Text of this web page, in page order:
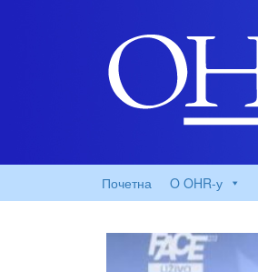
Почетна O OHR-у